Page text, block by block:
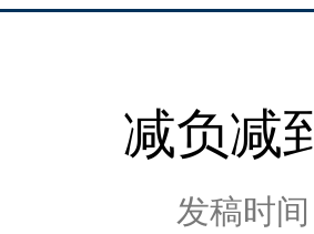
减负减
发稿时